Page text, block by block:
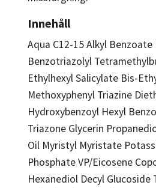
Innehåll
Aqua C12-15 Alkyl
Benzotriazolyl
Ethylhexyl Salicylate Bis-
Methoxyphenyl Triazine
Hydroxybenzoyl Hexyl
Triazone Glycerin
Oil Myristyl Myristate
Phosphate VP/Eicosene
Hexanediol Decyl